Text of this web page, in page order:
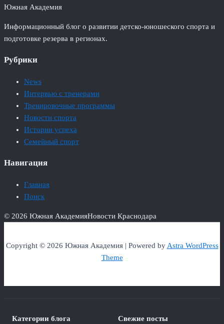
Южная Академия
Информационный блог о развитии детско-юношеского спорта и
подготовке резерва в регионах.
Рубрики
News
Интервью с тренерами
Тренировочные программы
Новости спорта
Истории успеха
Семейный спорт
Навигация
Главная
Поиск
© 2026 Южная АкадемияНовости Краснодара
Copyright © 2026 Южная Академия | Powered byAstra WordPress
Theme
Категории блога Свежие посты